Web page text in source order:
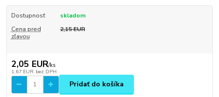
Dostupnosť
skladom
Cena pred
zľavou
2,15 EUR
2,05 EUR/ks
1,67 EUR bez DPH
Pridať do košíka